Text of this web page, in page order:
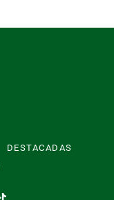
DESTACADAS